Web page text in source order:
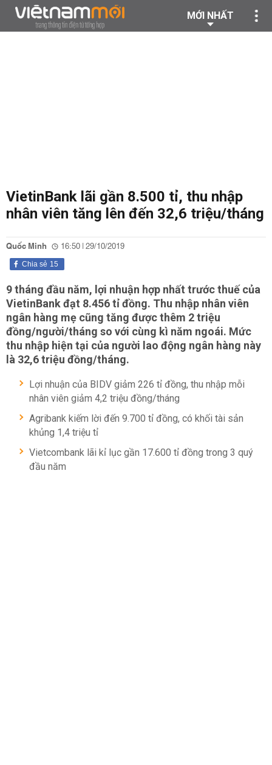
MỚI NHẤT
VietinBank lãi gần 8.500 tỉ, thu nhập
nhân viên tăng lên đến 32,6 triệu/tháng
Quốc Minh 16:50 | 29/10/2019
15
Chia sẻ
9 tháng đầu năm, lợi nhuận hợp nhất trước thuế của
VietinBank đạt 8.456 tỉ đồng. Thu nhập nhân viên
ngân hàng mẹ cũng tăng được thêm 2 triệu
đồng/người/tháng so với cùng kì năm ngoái. Mức
thu nhập hiện tại của người lao động ngân hàng này
là 32,6 triệu đồng/tháng.
Lợi nhuận của BIDV giảm 226 tỉ đồng, thu nhập mỗi
nhân viên giảm 4,2 triệu đồng/tháng
Agribank kiếm lời đến 9.700 tỉ đồng, có khối tài sản
khủng 1,4 triệu tỉ
Vietcombank lãi kỉ lục gần 17.600 tỉ đồng trong 3 quý
đầu năm